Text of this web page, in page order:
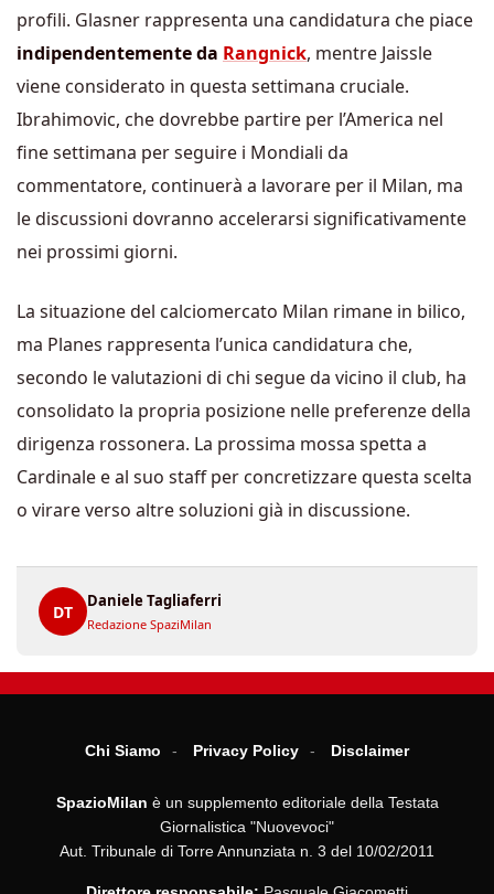
profili. Glasner rappresenta una candidatura che piace
indipendentemente da Rangnick, mentre Jaissle
viene considerato in questa settimana cruciale.
Ibrahimovic, che dovrebbe partire per l’America nel
fine settimana per seguire i Mondiali da
commentatore, continuerà a lavorare per il Milan, ma
le discussioni dovranno accelerarsi significativamente
nei prossimi giorni.
La situazione del calciomercato Milan rimane in bilico,
ma Planes rappresenta l’unica candidatura che,
secondo le valutazioni di chi segue da vicino il club, ha
consolidato la propria posizione nelle preferenze della
dirigenza rossonera. La prossima mossa spetta a
Cardinale e al suo staff per concretizzare questa scelta
o virare verso altre soluzioni già in discussione.
DT
Daniele Tagliaferri
Redazione SpaziMilan
Chi Siamo Privacy Policy Disclaimer
SpazioMilan è un supplemento editoriale della Testata
Giornalistica "Nuovevoci"
Aut. Tribunale di Torre Annunziata n. 3 del 10/02/2011